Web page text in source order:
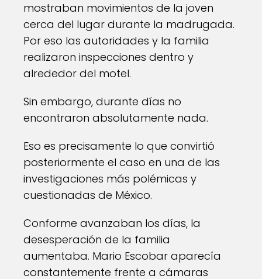
mostraban movimientos de la joven
cerca del lugar durante la madrugada.
Por eso las autoridades y la familia
realizaron inspecciones dentro y
alrededor del motel.
Sin embargo, durante días no
encontraron absolutamente nada.
Eso es precisamente lo que convirtió
posteriormente el caso en una de las
investigaciones más polémicas y
cuestionadas de México.
Conforme avanzaban los días, la
desesperación de la familia
aumentaba. Mario Escobar aparecía
constantemente frente a cámaras